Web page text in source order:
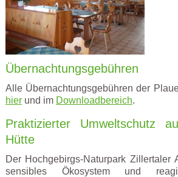
Übernachtungsgebühren
Alle Übernachtungsgebühren der
hierund im Downloadbereich.
Praktizierter Umweltschutz
Hütte
Der Hochgebirgs-Naturpark Zillertaler
sensibles Ökosystem und